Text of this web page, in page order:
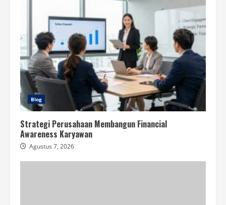
Blog
Strategi Perusahaan Membangun Financial
Awareness Karyawan
Agustus 7, 2026